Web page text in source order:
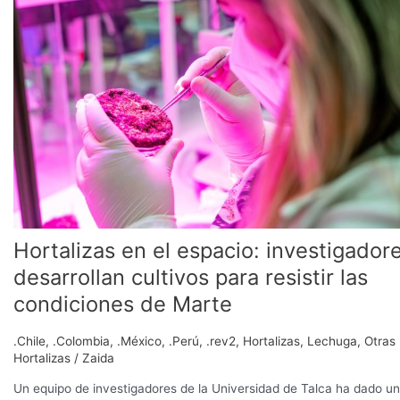
Hortalizas en el espacio:
desarrollan cultivos para resistir las
condiciones de Marte
.Chile, .Colombia, .México, .Perú, .rev2, Hortalizas, Lechuga, Otras
Hortalizas / Zaida
Un equipo de investigadores de la Universidad de Talca ha dado un
el
espacio:
investigadores
desarrollan
cultivos
para
resistir
las
condiciones
de
Marte